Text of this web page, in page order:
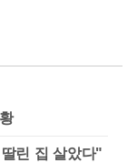
린 집 살았다"